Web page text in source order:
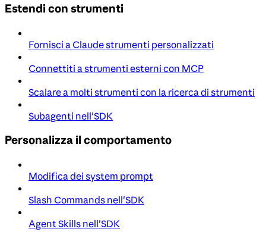
Estendi con strumenti
Fornisci a Claude strumenti personalizzati
Connettiti a strumenti esterni con MCP
Scalare a molti strumenti con la ricerca di strumenti
Subagenti nell'SDK
Personalizza il comportamento
Modifica dei system prompt
Slash Commands nell'SDK
Agent Skills nell'SDK